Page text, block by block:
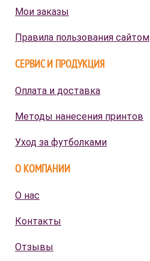
Мои заказы
Правила пользования сайтом
СЕРВИС И ПРОДУКЦИЯ
Оплата и доставка
Методы нанесения принтов
Уход за футболками
О КОМПАНИИ
О нас
Контакты
Отзывы